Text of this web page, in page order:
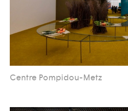
Centre Pompidou-Metz